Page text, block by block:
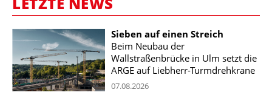
Sieben auf einen Streich
Beim Neubau der
Wallstraßenbrücke in Ulm setzt die
ARGE auf Liebherr-Turmdrehkrane
07.08.2026